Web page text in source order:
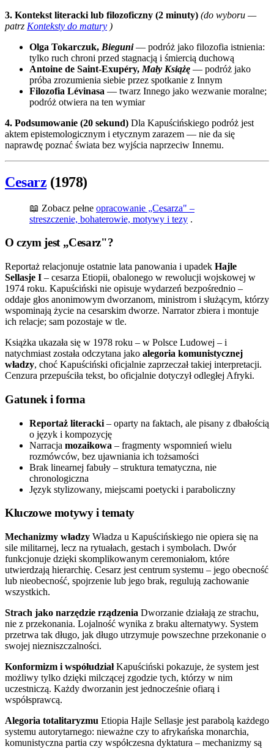
3. Kontekst literacki lub filozoficzny (2 minuty) (do wyboru —
patrz Konteksty do matury )
Olga Tokarczuk, Bieguni— podróż jako filozofia istnienia:
tylko ruch chroni przed stagnacją i śmiercią duchową
Antoine de Saint-Exupéry, Mały Książę — podróż jako
próba zrozumienia siebie przez spotkanie z Innym
Filozofia Lévinasa — twarz Innego jako wezwanie moralne;
podróż otwiera na ten wymiar
4. Podsumowanie (20 sekund) Dla Kapuścińskiego podróż jest
aktem epistemologicznym i etycznym zarazem — nie da się
naprawdę poznać świata bez wyjścia naprzeciw Innemu.
Cesarz (1978)
📖 Zobacz pełne opracowanie „Cesarza" –
streszczenie, bohaterowie, motywy i tezy .
O czym jest „Cesarz"?
Reportaż relacjonuje ostatnie lata panowania i upadek Hajle
Sellasje I – cesarza Etiopii, obalonego w rewolucji wojskowej w
1974 roku. Kapuściński nie opisuje wydarzeń bezpośrednio –
oddaje głos anonimowym dworzanom, ministrom i służącym, którzy
wspominają życie na cesarskim dworze. Narrator zbiera i montuje
ich relacje; sam pozostaje w tle.
Książka ukazała się w 1978 roku – w Polsce Ludowej – i
natychmiast została odczytana jako alegoria komunistycznej
władzy, choć Kapuściński oficjalnie zaprzeczał takiej interpretacji.
Cenzura przepuściła tekst, bo oficjalnie dotyczył odległej Afryki.
Gatunek i forma
Reportaż literacki – oparty na faktach, ale pisany z dbałością
o język i kompozycję
Narracja mozaikowa – fragmenty wspomnień wielu
rozmówców, bez ujawniania ich tożsamości
Brak linearnej fabuły – struktura tematyczna, nie
chronologiczna
Język stylizowany, miejscami poetycki i paraboliczny
Kluczowe motywy i tematy
Mechanizmy władzy Władza u Kapuścińskiego nie opiera się na
sile militarnej, lecz na rytuałach, gestach i symbolach. Dwór
funkcjonuje dzięki skomplikowanym ceremoniałom, które
utwierdzają hierarchię. Cesarz jest centrum systemu – jego obecność
lub nieobecność, spojrzenie lub jego brak, regulują zachowanie
wszystkich.
Strach jako narzędzie rządzenia Dworzanie działają ze strachu,
nie z przekonania. Lojalność wynika z braku alternatywy. System
przetrwa tak długo, jak długo utrzymuje powszechne przekonanie o
swojej niezniszczalności.
Konformizm i współudziałKapuściński pokazuje, że system jest
możliwy tylko dzięki milczącej zgodzie tych, którzy w nim
uczestniczą. Każdy dworzanin jest jednocześnie ofiarą i
współsprawcą.
Alegoria totalitaryzmu Etiopia Hajle Sellasje jest parabolą każdego
systemu autorytarnego: nieważne czy to afrykańska monarchia,
komunistyczna partia czy współczesna dyktatura – mechanizmy są